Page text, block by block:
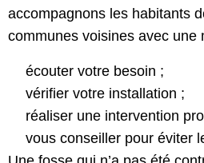
accompagnons les habitants
communes voisines avec une
écouter votre besoin ;
vérifier votre installation ;
réaliser une intervention
vous conseiller pour éviter